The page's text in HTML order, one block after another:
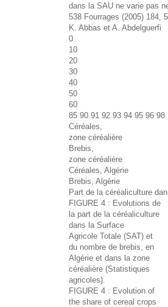
dans la SAU ne varie pas
538 Fourrages (2005) 184,
K. Abbas et A. Abdelguerfi
0
10
20
30
40
50
60
85 90 91 92 93 94 95 96 98
Céréales,
zone céréalière
Brebis,
zone céréalière
Céréales, Algérie
Brebis, Algérie
Part de la céréaliculture
FIGURE 4 : Evolutions de
la part de la céréaliculture
dans la Surface
Agricole Totale (SAT) et
du nombre de brebis, en
Algérie et dans la zone
céréalière (Statistiques
agricoles).
FIGURE 4 : Evolution of
the share of cereal crops